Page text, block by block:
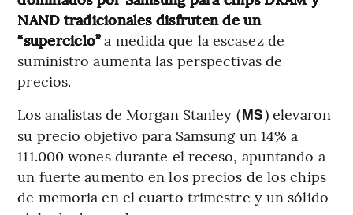
NAND tradicionales disfruten de un
“superciclo”a medida que la escasez de
suministro aumenta las perspectivas de
precios.
Los analistas de Morgan Stanley (MS) elevaron
su precio objetivo para Samsung un 14% a
111.000 wones durante el receso, apuntando a
un fuerte aumento en los precios de los chips
de memoria en el cuarto trimestre y un sólido